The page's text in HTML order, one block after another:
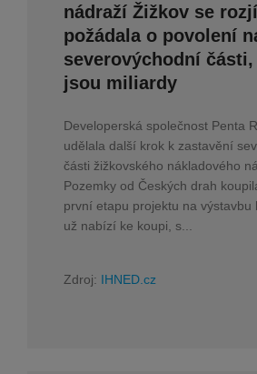
nádraží Žižkov se
požádala o povolení
severovýchodní části,
jsou miliardy
Developerská společnost Penta
udělala další krok k zastavění
části žižkovského nákladového
Pozemky od Českých drah
první etapu projektu na výstavbu
už nabízí ke koupi, s...
Zdroj: IHNED.cz